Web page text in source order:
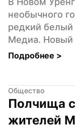
необычного
редкий
Медиа. Новый
Подробнее >
Общество
Полчища
жителей